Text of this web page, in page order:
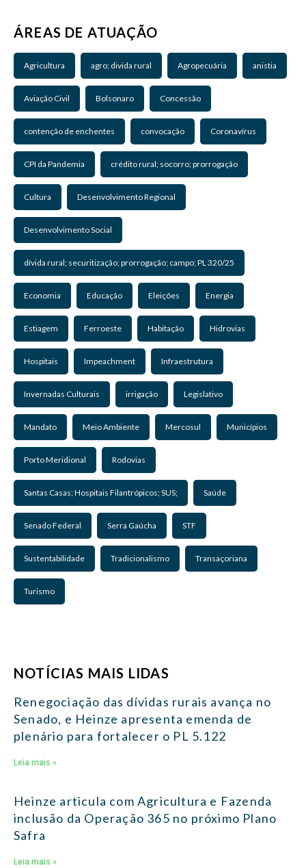
ÁREAS DE ATUAÇÃO
Agricultura agro; divida rural Agropecuária anistia
Aviação Civil Bolsonaro Concessão
contenção de enchentes convocação Coronavírus
CPI da Pandemia crédito rural; socorro; prorrogação
Cultura Desenvolvimento Regional
Desenvolvimento Social
dívida rural; securitização; prorrogação; campo; PL 320/25
Economia Educação Eleições Energia
Estiagem Ferroeste Habitação Hidrovias
Hospitais Impeachment Infraestrutura
Invernadas Culturais irrigação Legislativo
Mandato Meio Ambiente Mercosul Municípios
Porto Meridional Rodovias
Santas Casas; Hospitais Filantrópicos; SUS; Saúde
Senado Federal Serra Gaúcha STF
Sustentabilidade Tradicionalismo Transaçoriana
Turismo
NOTÍCIAS MAIS LIDAS
Renegociação das dívidas rurais avança no
Senado, e Heinze apresenta emenda de
plenário para fortalecer o PL 5.122
Leia mais »
Heinze articula com Agricultura e Fazenda
inclusão da Operação 365 no próximo Plano
Safra
Leia mais »